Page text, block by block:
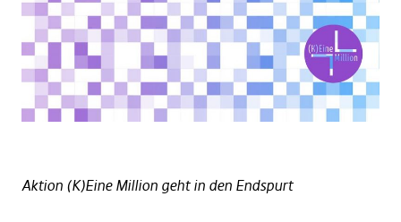
Aktion (K)Eine Million geht in den Endspurt